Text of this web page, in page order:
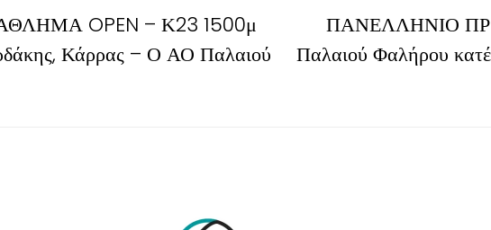
OPEN – Κ23 1500μ
Κάρρας – Ο ΑΟ Παλαιού
ΠΑΝΕΛΛΗΝΙΟ
Παλαιού Φαλήρου